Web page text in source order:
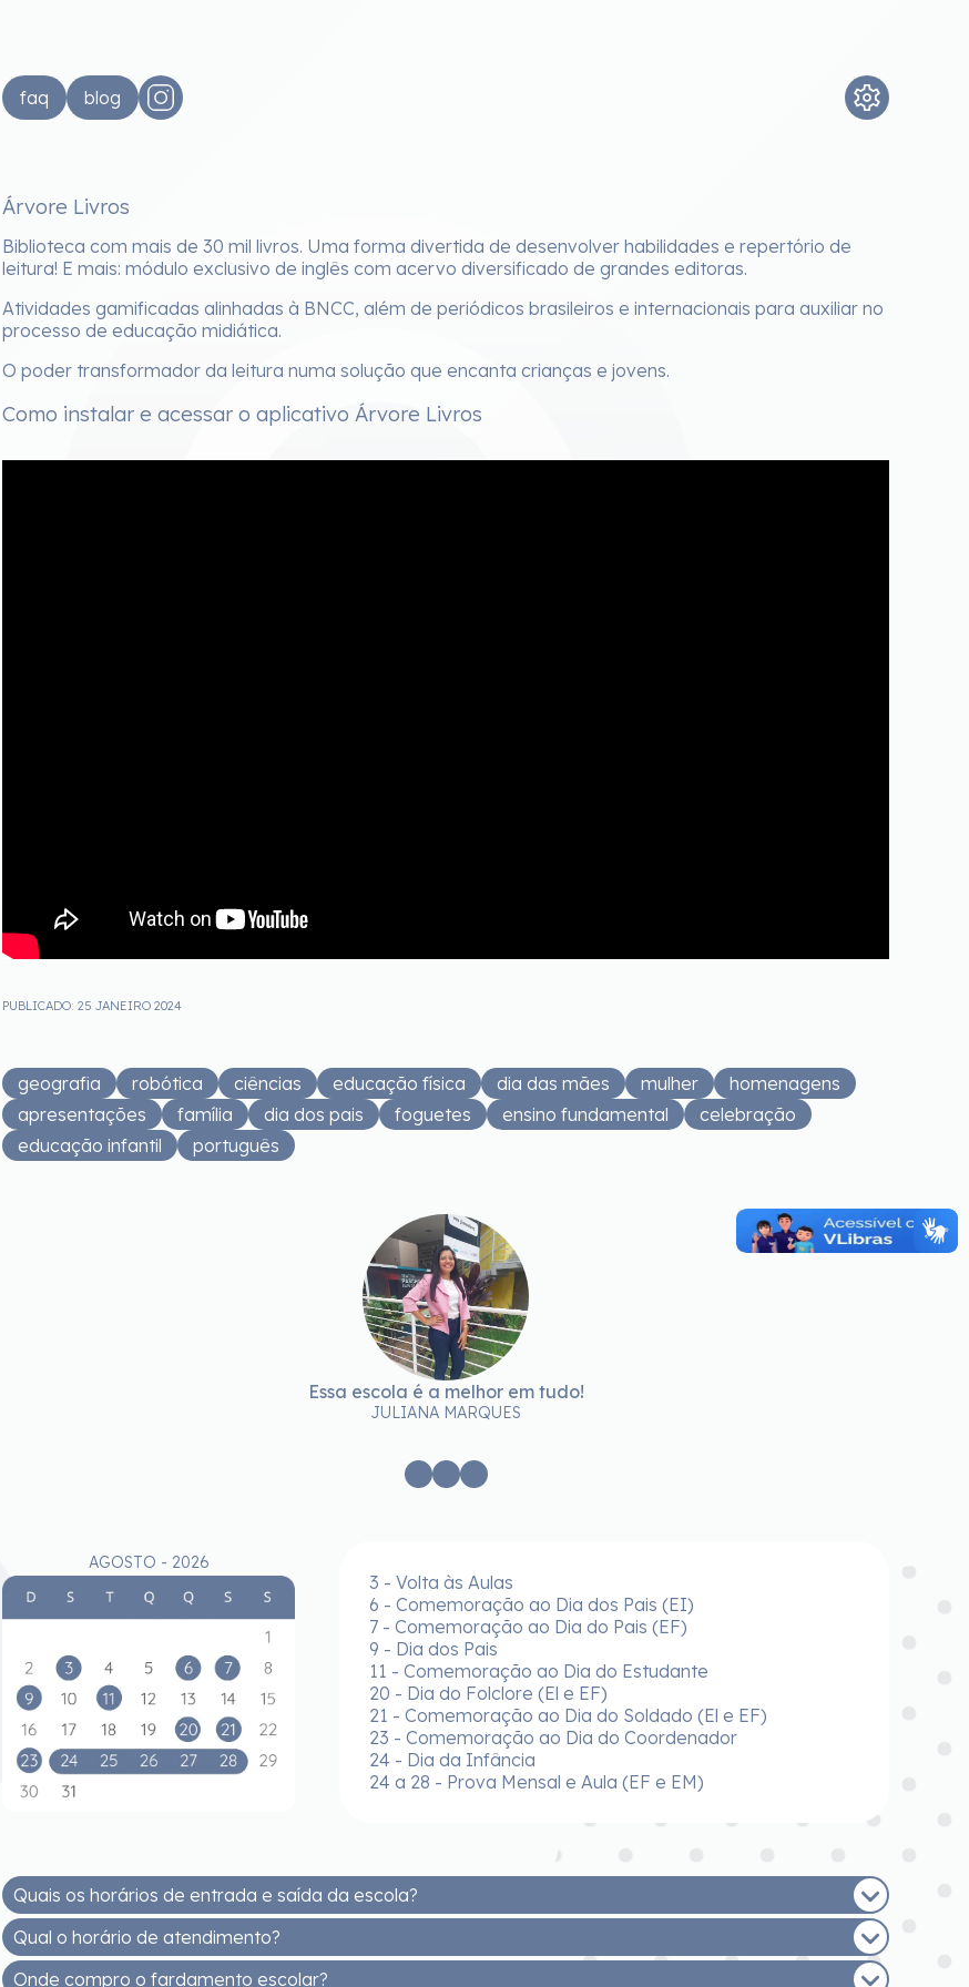
faq blog
Árvore Livros
Biblioteca com mais de 30 mil livros. Uma forma divertida de desenvolver habilidades e repertório de
leitura! E mais: módulo exclusivo de inglês com acervo diversificado de grandes editoras.
Atividades gamificadas alinhadas à BNCC, além de periódicos brasileiros e internacionais para auxiliar no
processo de educação midiática.
O poder transformador da leitura numa solução que encanta crianças e jovens.
Como instalar e acessar o aplicativo Árvore Livros
PUBLICADO: 25 JANEIRO 2024
geografia robótica ciências educação física dia das mães mulher
homenagens
apresentações
família dia dos pais foguetes ensino fundamental
celebração
educação infantil
português
Essa escola é a melhor em tudo!
JULIANA MARQUES
AGOSTO - 2026
3 - Volta às Aulas
6 - Comemoração ao Dia dos Pais (EI)
7 - Comemoração ao Dia do Pais (EF)
9 - Dia dos Pais
11 - Comemoração ao Dia do Estudante
20 - Dia do Folclore (El e EF)
21 - Comemoração ao Dia do Soldado (El e EF)
23 - Comemoração ao Dia do Coordenador
24 - Dia da Infância
24 a 28 - Prova Mensal e Aula (EF e EM)
Quais os horários de entrada e saída da escola?
EDUCAÇÃO INFANTIL - MANHÃ
Entrada: 7h30 às 8h
Qual o horário de atendimento?
Onde compro o fardamento escolar?